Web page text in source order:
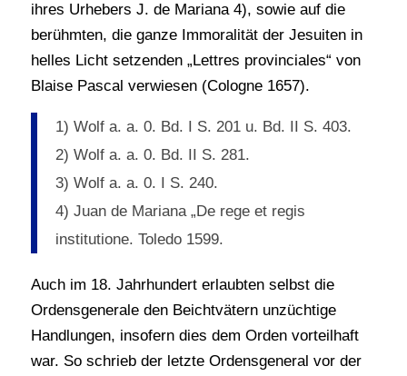
ihres Urhebers J. de Mariana 4), sowie auf die
berühmten, die ganze Immoralität der Jesuiten in
helles Licht setzenden „Lettres provinciales“ von
Blaise Pascal verwiesen (Cologne 1657).
1) Wolf a. a. 0. Bd. I S. 201 u. Bd. II S. 403.
2) Wolf a. a. 0. Bd. II S. 281.
3) Wolf a. a. 0. I S. 240.
4) Juan de Mariana „De rege et regis
institutione. Toledo 1599.
Auch im 18. Jahrhundert erlaubten selbst die
Ordensgenerale den Beichtvätern unzüchtige
Handlungen, insofern dies dem Orden vorteilhaft
war. So schrieb der letzte Ordensgeneral vor der